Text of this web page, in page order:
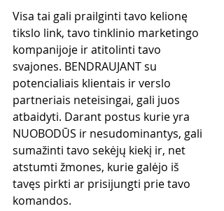
Visa tai gali prailginti tavo kelionę
tikslo link, tavo tinklinio marketingo
kompanijoje ir atitolinti tavo
svajones. BENDRAUJANT su
potencialiais klientais ir verslo
partneriais neteisingai, gali juos
atbaidyti. Darant postus kurie yra
NUOBODŪS ir nesudominantys, gali
sumažinti tavo sekėjų kiekį ir, net
atstumti žmones, kurie galėjo iš
tavęs pirkti ar prisijungti prie tavo
komandos.